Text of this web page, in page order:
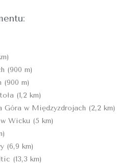
(900 m)
m)
(1,2 km)
Góra w Międzyzdrojach (2,2 km)
Wicku (5 km)
(6,9 km)
(13,3 km)